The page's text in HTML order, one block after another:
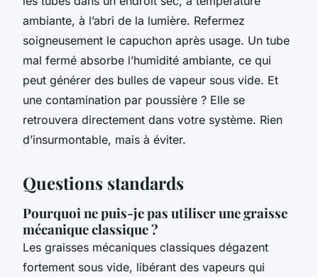
ambiante, à l’abri de la lumière. Refermez
soigneusement le capuchon après usage. Un tube
mal fermé absorbe l’humidité ambiante, ce qui
peut générer des bulles de vapeur sous vide. Et
une contamination par poussière ? Elle se
retrouvera directement dans votre système. Rien
d’insurmontable, mais à éviter.
Questions standards
Pourquoi ne puis-je pas utiliser une graisse
mécanique classique ?
Les graisses mécaniques classiques dégazent
fortement sous vide, libérant des vapeurs qui